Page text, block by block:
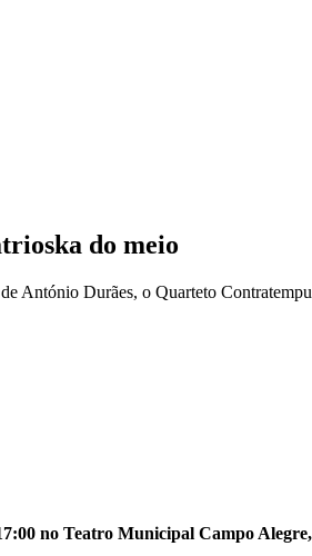
do meio
Durães, o Quarteto
no Teatro Municipal Campo